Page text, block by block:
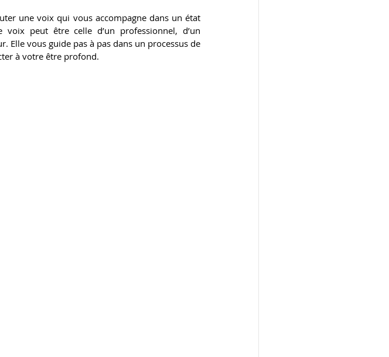
la différence...
une voix qui vous accompagne dans un état
peut être celle d’un professionnel, d’un
vous guide pas à pas dans un processus de
à votre être profond.